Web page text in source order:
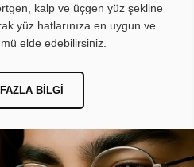
kalp ve üçgen yüz şekline
yüz hatlarınıza en uygun ve
elde edebilirsiniz.
BILGI